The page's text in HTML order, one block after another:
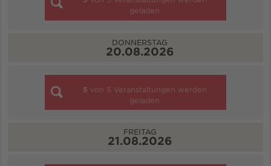
geladen
DONNERSTAG
20.08.2026
5 von 5 Veranstaltungen werden
geladen
FREITAG
21.08.2026